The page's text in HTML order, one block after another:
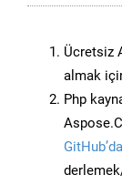
Ücretsiz
almak
Php